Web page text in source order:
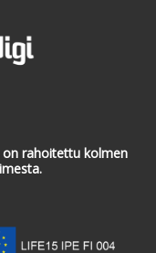
on rahoitettu kolmen